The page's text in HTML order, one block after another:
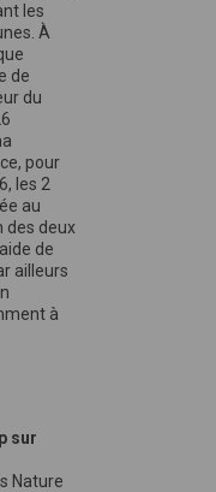
les
À
de
du
pour
les 2
au
des deux
de
ailleurs
à
sur
Nature